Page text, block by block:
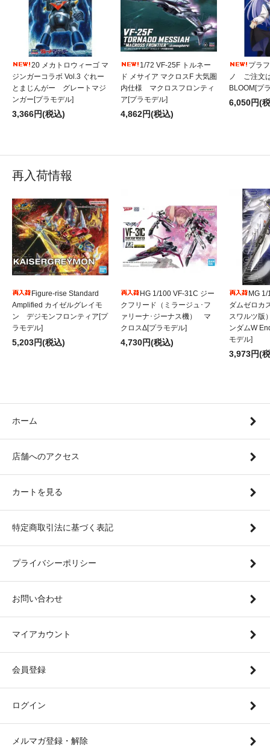
20 メカトロウィーゴ マ
ジンガーコラボ Vol.3 ぐれー
とまじんがー グレートマジ
ンガー[プラモデル]
3,366円(税込)
1/72 VF-25F トルネー
ド メサイア マクロスF 大気圏
内仕様 マクロスフロンティ
ア[プラモデル]
4,862円(税込)
プラ
ノ ご注文
BLOOM[プ
6,050円(
再入荷情報
Figure-rise Standard
Amplified カイゼルグレイモ
ン デジモンフロンティア[プ
ラモデル]
5,203円(税込)
HG 1/100 VF-31C ジー
クフリード（ミラージュ･フ
ァリーナ･ジーナス機） マ
クロスΔ[プラモデル]
4,730円(税込)
MG
ダムゼロカ
スワルツ版
ンダムW
モデル]
3,973円(
ホーム
店舗へのアクセス
カートを見る
特定商取引法に基づく表記
プライバシーポリシー
お問い合わせ
マイアカウント
会員登録
ログイン
メルマガ登録・解除